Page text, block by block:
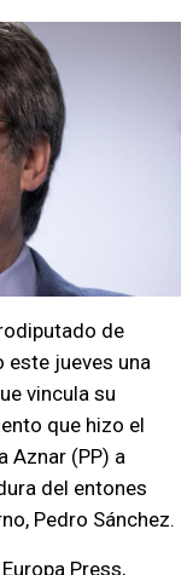
de
este jueves una
vincula su
que hizo el
Aznar (PP) a
del entones
Pedro Sánchez.
Press,